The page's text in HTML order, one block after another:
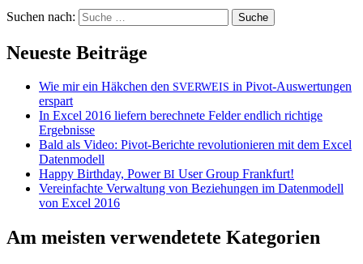
Suchen nach:
Neueste Beiträge
Wie mir ein Häkchen den SVERWEIS in Pivot-Auswertungen
erspart
In Excel 2016 liefern berechnete Felder endlich richtige
Ergebnisse
Bald als Video: Pivot-Berichte revolutionieren mit dem Excel
Datenmodell
Happy Birthday, PowerBI User Group Frankfurt!
Vereinfachte Verwaltung von Beziehungen im Datenmodell
von Excel 2016
Am meisten verwendetete Kategorien